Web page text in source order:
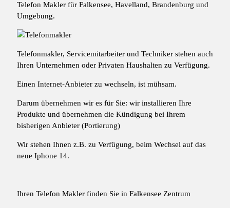
Telefon Makler für Falkensee, Havelland, Brandenburg und
Umgebung.
Telefonmakler, Servicemitarbeiter und Techniker stehen auch
Ihren Unternehmen oder Privaten Haushalten zu Verfügung.
Einen Internet-Anbieter zu wechseln, ist mühsam.
Darum übernehmen wir es für Sie: wir installieren Ihre
Produkte und übernehmen die Kündigung bei Ihrem
bisherigen Anbieter (Portierung)
Wir stehen Ihnen z.B. zu Verfügung, beim Wechsel auf das
neue Iphone 14.
Ihren Telefon Makler finden Sie in Falkensee Zentrum